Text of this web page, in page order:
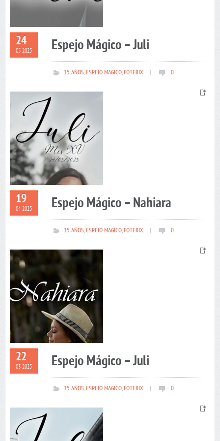
24
05 2025 Espejo Mágico – Juli
15 AÑOS,ESPEJO MAGICO,FOTERIX 0
19
04 2025 Espejo Mágico – Nahiara
15 AÑOS,ESPEJO MAGICO,FOTERIX 0
22
03 2025 Espejo Mágico – Juli
15 AÑOS,ESPEJO MAGICO,FOTERIX 0